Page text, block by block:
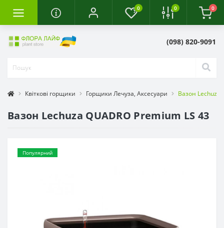
0 0 0
(098) 820-9091
Квіткові горщики Горщики Лечуза, Аксесуари Вазон Lechuza
Вазон Lechuza QUADRO Premium LS 43
Популярний